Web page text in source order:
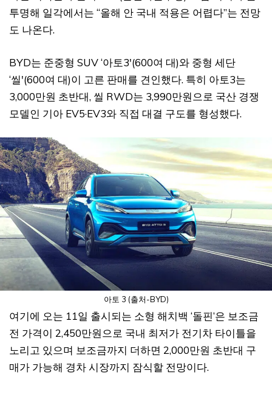
투명해 일각에서는 “올해 안 국내 적용은 어렵다”는 전망
도 나온다.
BYD는 준중형 SUV ‘아토3′(600여 대)와 중형 세단
‘씰'(600여 대)이 고른 판매를 견인했다. 특히 아토3는
3,000만원 초반대, 씰 RWD는 3,990만원으로 국산 경쟁
모델인 기아 EV5·EV3와 직접 대결 구도를 형성했다.
아토 3 (출처-BYD)
여기에 오는 11일 출시되는 소형 해치백 ‘돌핀’은 보조금
전 가격이 2,450만원으로 국내 최저가 전기차 타이틀을
노리고 있으며 보조금까지 더하면 2,000만원 초반대 구
매가 가능해 경차 시장까지 잠식할 전망이다.